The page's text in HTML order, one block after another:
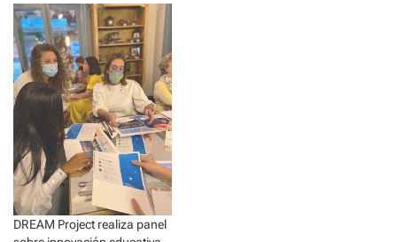
e
w
w
i
n
d
o
w
)
n
w
i
n
d
o
w
)
DREAM Project realiza panel